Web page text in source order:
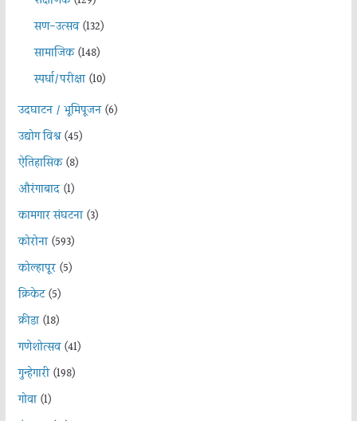
सण-उत्सव(132)
सामाजिक(148)
स्पर्धा/परीक्षा(10)
उदघाटन / भूमिपूजन(6)
उद्योग विश्व(45)
ऐतिहासिक(8)
औरंगाबाद(1)
कामगार संघटना(3)
कोरोना(593)
कोल्हापूर(5)
क्रिकेट(5)
क्रीडा(18)
गणेशोत्सव(41)
गुन्हेगारी(198)
गोवा(1)